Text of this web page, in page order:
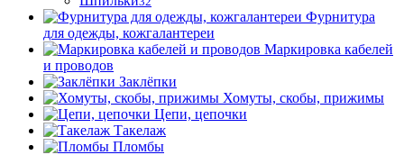
Фурнитура
для одежды, кожгалантереи
Маркировка кабелей
и проводов
Заклёпки
Хомуты, скобы, прижимы
Цепи, цепочки
Такелаж
Пломбы